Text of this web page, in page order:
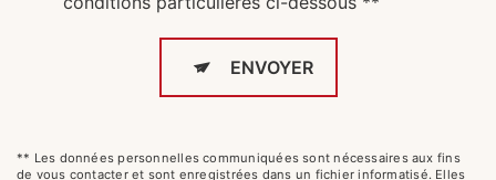
ENVOYER
** Les données personnelles communiquées sont nécessaires aux fins
de vous contacter et sont enregistrées dans un fichier informatisé. Elles